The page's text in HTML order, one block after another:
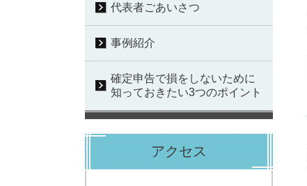
代表者ごあいさつ
事例紹介
確定申告で損をしないために
知っておきたい3つのポイント
アクセス